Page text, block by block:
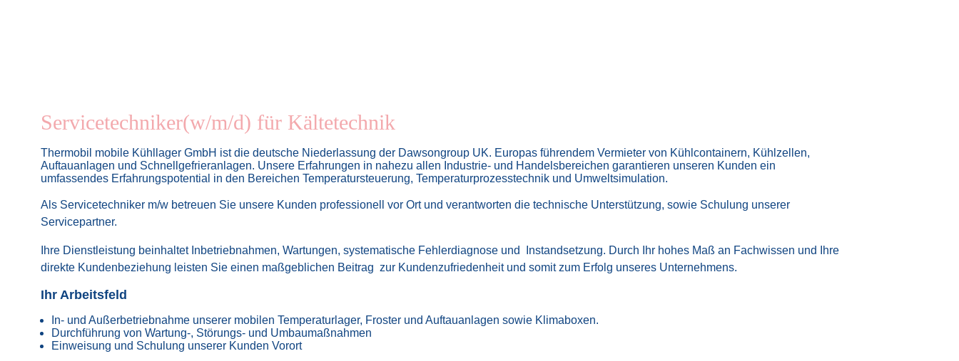
Servicetechniker(w/m/d) für Kältetechnik
Thermobil mobile Kühllager GmbH ist die deutsche Niederlassung der Dawsongroup UK. Europas führendem Vermieter von Kühlcontainern, Kühlzellen,
Auftauanlagen und Schnellgefrieranlagen. Unsere Erfahrungen in nahezu allen Industrie- und Handelsbereichen garantieren unseren Kunden ein
umfassendes Erfahrungspotential in den Bereichen Temperatursteuerung, Temperaturprozess­technik und Umweltsimulation.
Als Servicetechniker m/w betreuen Sie unsere Kunden professionell vor Ort und verantworten die technische Unterstützung, sowie Schulung unserer
Servicepartner.
Ihre Dienstleistung beinhaltet Inbetriebnahmen, Wartungen, systematische Fehlerdiagnose und
Instandsetzung. Durch Ihr hohes Maß an Fachwissen und Ihre
direkte Kundenbeziehung leisten Sie einen maßgeblichen Beitrag zur Kundenzufriedenheit und somit zum Erfolg unseres Unternehmens.
Ihr Arbeitsfeld
In- und Außerbetriebnahme unserer mobilen Temperaturlager, Froster und Auftauanlagen sowie Klimaboxen.
Durchführung von Wartung-, Störungs- und Umbaumaßnahmen
Einweisung und Schulung unserer Kunden Vorort